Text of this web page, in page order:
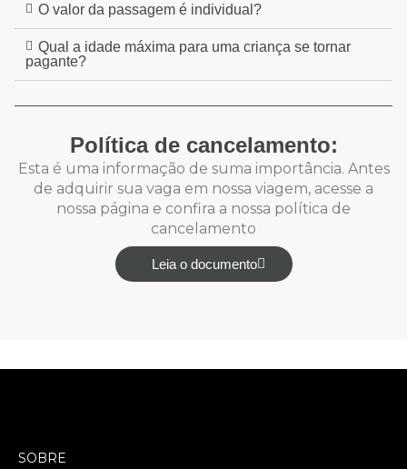
O valor da passagem é individual?
Qual a idade máxima para uma criança se tornar
pagante?
Política de cancelamento:
Esta é uma informação de suma importância. Antes
de adquirir sua vaga em nossa viagem, acesse a
nossa página e confira a nossa política de
cancelamento
Leia o documento
SOBRE